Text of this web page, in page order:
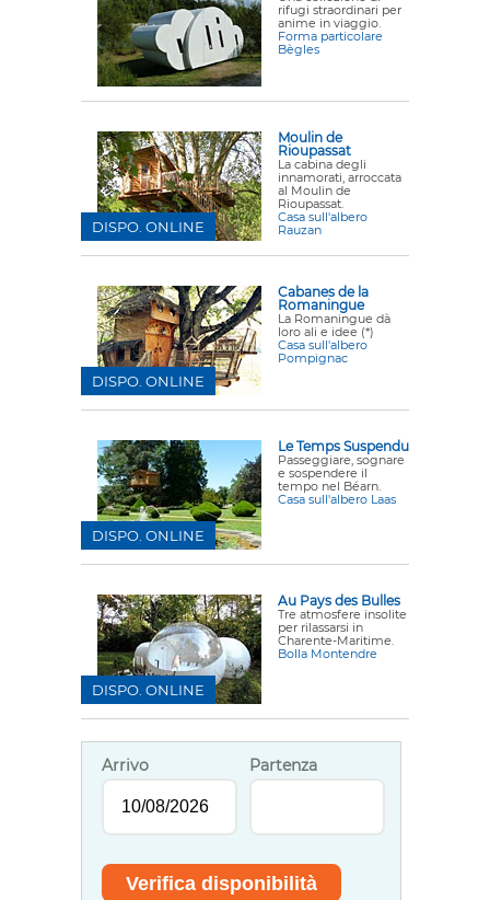
rifugi straordinari per
anime in viaggio.
Forma particolare
Bègles
Moulin de
Rioupassat
La cabina degli
innamorati, arroccata
al Moulin de
Rioupassat.
Casa sull'albero
Rauzan
DISPO. ONLINE
Cabanes de la
Romaningue
La Romaningue dà
loro ali e idee (*)
Casa sull'albero
Pompignac
DISPO. ONLINE
Le Temps Suspendu
Passeggiare, sognare
e sospendere il
tempo nel Béarn.
Casa sull'albero Laas
DISPO. ONLINE
Au Pays des Bulles
Tre atmosfere insolite
per rilassarsi in
Charente-Maritime.
Bolla Montendre
DISPO. ONLINE
Arrivo Partenza